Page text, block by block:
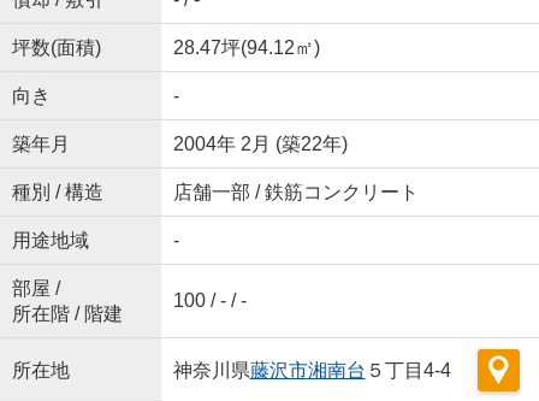
坪数(面積) 28.47坪(94.12㎡)
向き -
築年月 2004年 2月 (築22年)
種別 / 構造 店舗一部 / 鉄筋コンクリート
用途地域 -
部屋 /
所在階 / 階建
100 / - / -
所在地 神奈川県藤沢市湘南台 ５丁目4-4